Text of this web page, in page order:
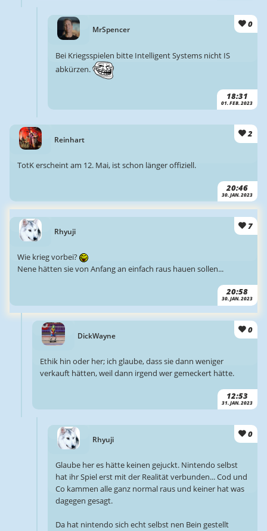
MrSpencer
0
18:31
01. FEB. 2023
Bei Kriegsspielen bitte Intelligent Systems nicht IS
abkürzen.
Reinhart
2
20:46
30. JAN. 2023
TotK erscheint am 12. Mai, ist schon länger offiziell.
Rhyuji
7
20:58
30. JAN. 2023
Wie krieg vorbei?
Nene hätten sie von Anfang an einfach raus hauen sollen...
DickWayne
0
12:53
31. JAN. 2023
Ethik hin oder her; ich glaube, dass sie dann weniger
verkauft hätten, weil dann irgend wer gemeckert hätte.
Rhyuji
0
Glaube her es hätte keinen gejuckt. Nintendo selbst
hat ihr Spiel erst mit der Realität verbunden... Cod und
Co kammen alle ganz normal raus und keiner hat was
dagegen gesagt.
Da hat nintendo sich echt selbst nen Bein gestellt